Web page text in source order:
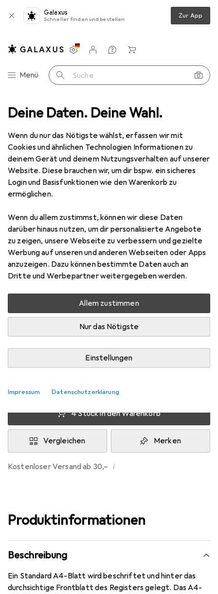
Deine Daten. Deine Wahl.
Wenn du nur das Nötigste wählst, erfassen wir mit
Cookies und ähnlichen Technologien Informationen zu
deinem Gerät und deinem Nutzungsverhalten auf unserer
Website. Diese brauchen wir, um dir bspw. ein sicheres
Login und Basisfunktionen wie den Warenkorb zu
ermöglichen.
Wenn du allem zustimmst, können wir diese Daten
darüber hinaus nutzen, um dir personalisierte Angebote
zu zeigen, unsere Webseite zu verbessern und gezielte
Werbung auf unseren und anderen Webseiten oder Apps
anzuzeigen. Dazu können bestimmte Daten auch an
Dritte und Werbepartner weitergegeben werden.
Allem zustimmen
Nur das Nötigste
Einstellungen
Impressum Datenschutzerklärung
Galaxus
Schneller finden und bestellen Zur App
Navigation nach Kategorien
Menü Suche
Einstellungen
Kundenkonto
Vergleichslisten
Merklisten
Warenkorb
Zubehör Schulbedarf Ordner Zubehör Leitz Register PC
10 Bilder
MENGENRABATT
Leitz Register PC
Preis in EUR inkl. MwSt.
EUR
7,81
56
Bewertungen Marke
Mehr von Leitz
Mehr als 10 Stück an Lager beim Lieferanten
Lieferort angeben für genaue Lieferzeit
EUR
9,12pro Stück
EUR
8,59
3 Stück
EUR
8,22
EUR
7,81pro Stück
4 Stück in den Warenkorb
Vergleichen Merken
Kostenloser Versand ab 30,– i
Produktinformationen
Beschreibung
Ein Standard A4-Blatt wird beschriftet und hinter das
durchsichtige Frontblatt des Registers gelegt. Das A4-